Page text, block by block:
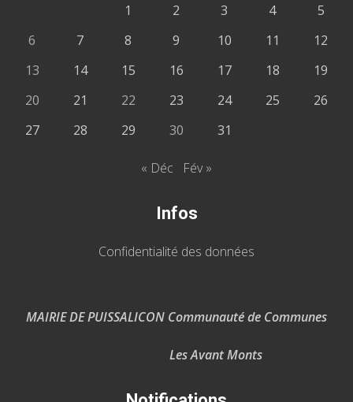
1
2 3 4
5
6
7 8 9 10 11
12
13
14 15 16 17 18
19
20
21 22 23 24 25
26
27
28 29 30 31
« Déc Fév »
Infos
Confidentialité des données
MAIRIE DE PUISSALICON Communauté de Communes
Les Avant Monts